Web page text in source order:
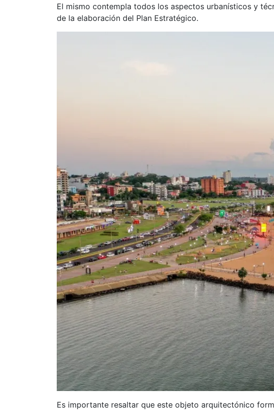
El mismo contempla todos los aspectos urbanísticos y
de la elaboración del Plan Estratégico.
Es importante resaltar que este objeto arquitectónico